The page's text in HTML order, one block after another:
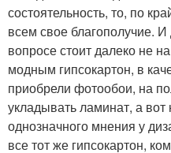
состоятельность, то, по
всем свое благополучие.
вопросе стоит далеко не
модным гипсокартон, в
приобрели фотообои, на
укладывать ламинат, а вот
однозначного мнения у
все тот же гипсокартон,